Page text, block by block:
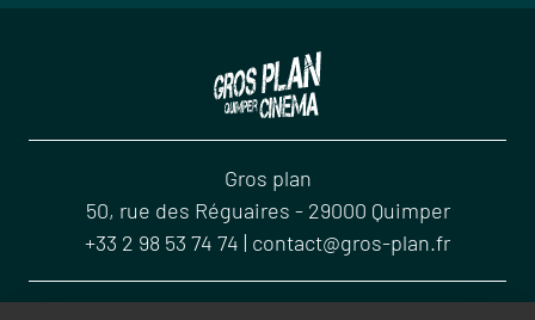
Gros plan
50, rue des Réguaires - 29000 Quimper
+33 2 98 53 74 74 | contact@gros-plan.fr